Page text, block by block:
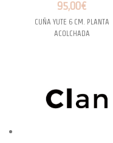
95,00€
CUÑA YUTE 6 CM. PLANTA
ACOLCHADA